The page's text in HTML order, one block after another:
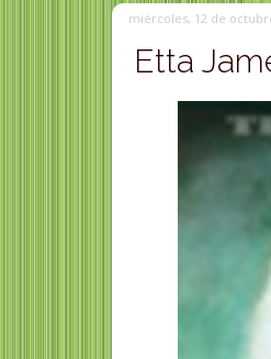
miércoles, 12 de
Etta